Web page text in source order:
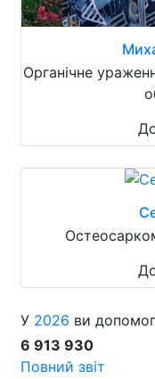
Органічне
У 2026 ви
6 913 930
Повний звіт